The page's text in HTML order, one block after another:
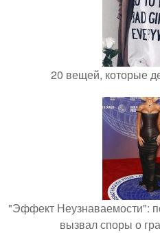
20 вещей, которые
"Эффект Неузнаваемости":
вызвал споры о